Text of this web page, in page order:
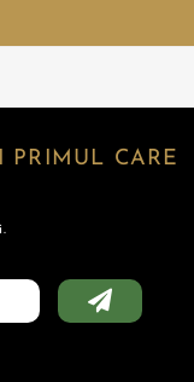
PRIMUL CARE